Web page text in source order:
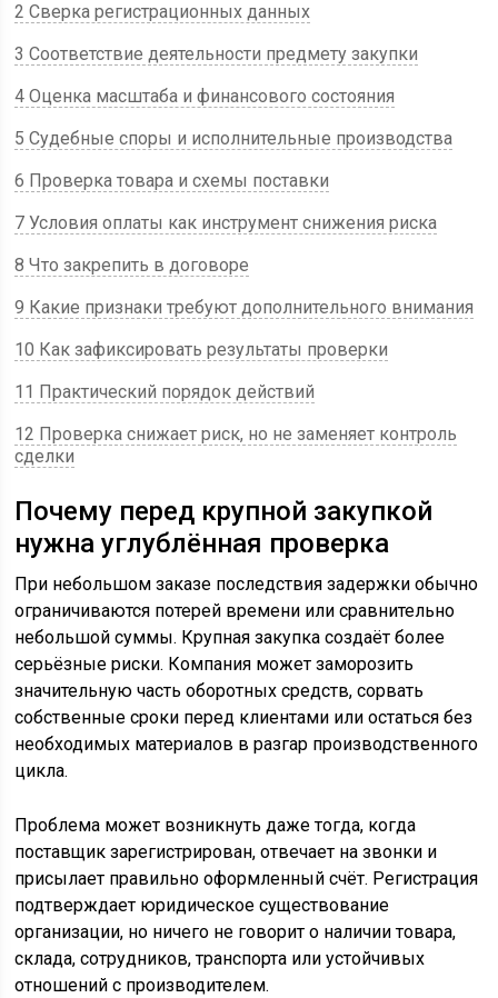
2 Сверка регистрационных данных
3 Соответствие деятельности предмету закупки
4 Оценка масштаба и финансового состояния
5 Судебные споры и исполнительные производства
6 Проверка товара и схемы поставки
7 Условия оплаты как инструмент снижения риска
8 Что закрепить в договоре
9 Какие признаки требуют дополнительного внимания
10 Как зафиксировать результаты проверки
11 Практический порядок действий
12 Проверка снижает риск, но не заменяет контроль
сделки
Почему перед крупной закупкой
нужна углублённая проверка
При небольшом заказе последствия задержки обычно
ограничиваются потерей времени или сравнительно
небольшой суммы. Крупная закупка создаёт более
серьёзные риски. Компания может заморозить
значительную часть оборотных средств, сорвать
собственные сроки перед клиентами или остаться без
необходимых материалов в разгар производственного
цикла.
Проблема может возникнуть даже тогда, когда
поставщик зарегистрирован, отвечает на звонки и
присылает правильно оформленный счёт. Регистрация
подтверждает юридическое существование
организации, но ничего не говорит о наличии товара,
склада, сотрудников, транспорта или устойчивых
отношений с производителем.